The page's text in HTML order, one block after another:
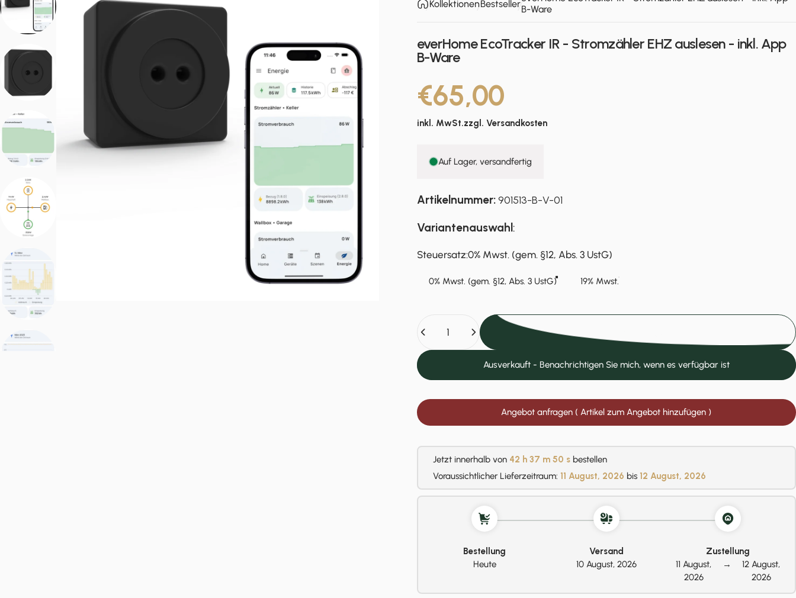
KollektionenBestsellerB-Ware
everHome EcoTracker IR - Stromzähler EHZ auslesen - inkl. App
B-Ware
€65,00
inkl. MwSt.zzgl. Versandkosten
Auf Lager, versandfertig
Artikelnummer:901513-B-V-01
Variantenauswahl :
Steuersatz
Steuersatz: 0% Mwst. (gem. §12, Abs. 3 UstG)
0% Mwst. (gem. §12, Abs. 3 UstG) 19% Mwst.
Ausverkauft - Benachrichtigen Sie mich, wenn es verfügbar ist
Angebot anfragen ( Artikel zum Angebot hinzufügen )
Jetzt innerhalb von 42 h 37 m 49 s bestellen
Voraussichtlicher Lieferzeitraum: 11 August, 2026 bis 12 August, 2026
Bestellung
Heute
Versand
10 August, 2026
Zustellung
11 August,
2026
→
12 August,
2026